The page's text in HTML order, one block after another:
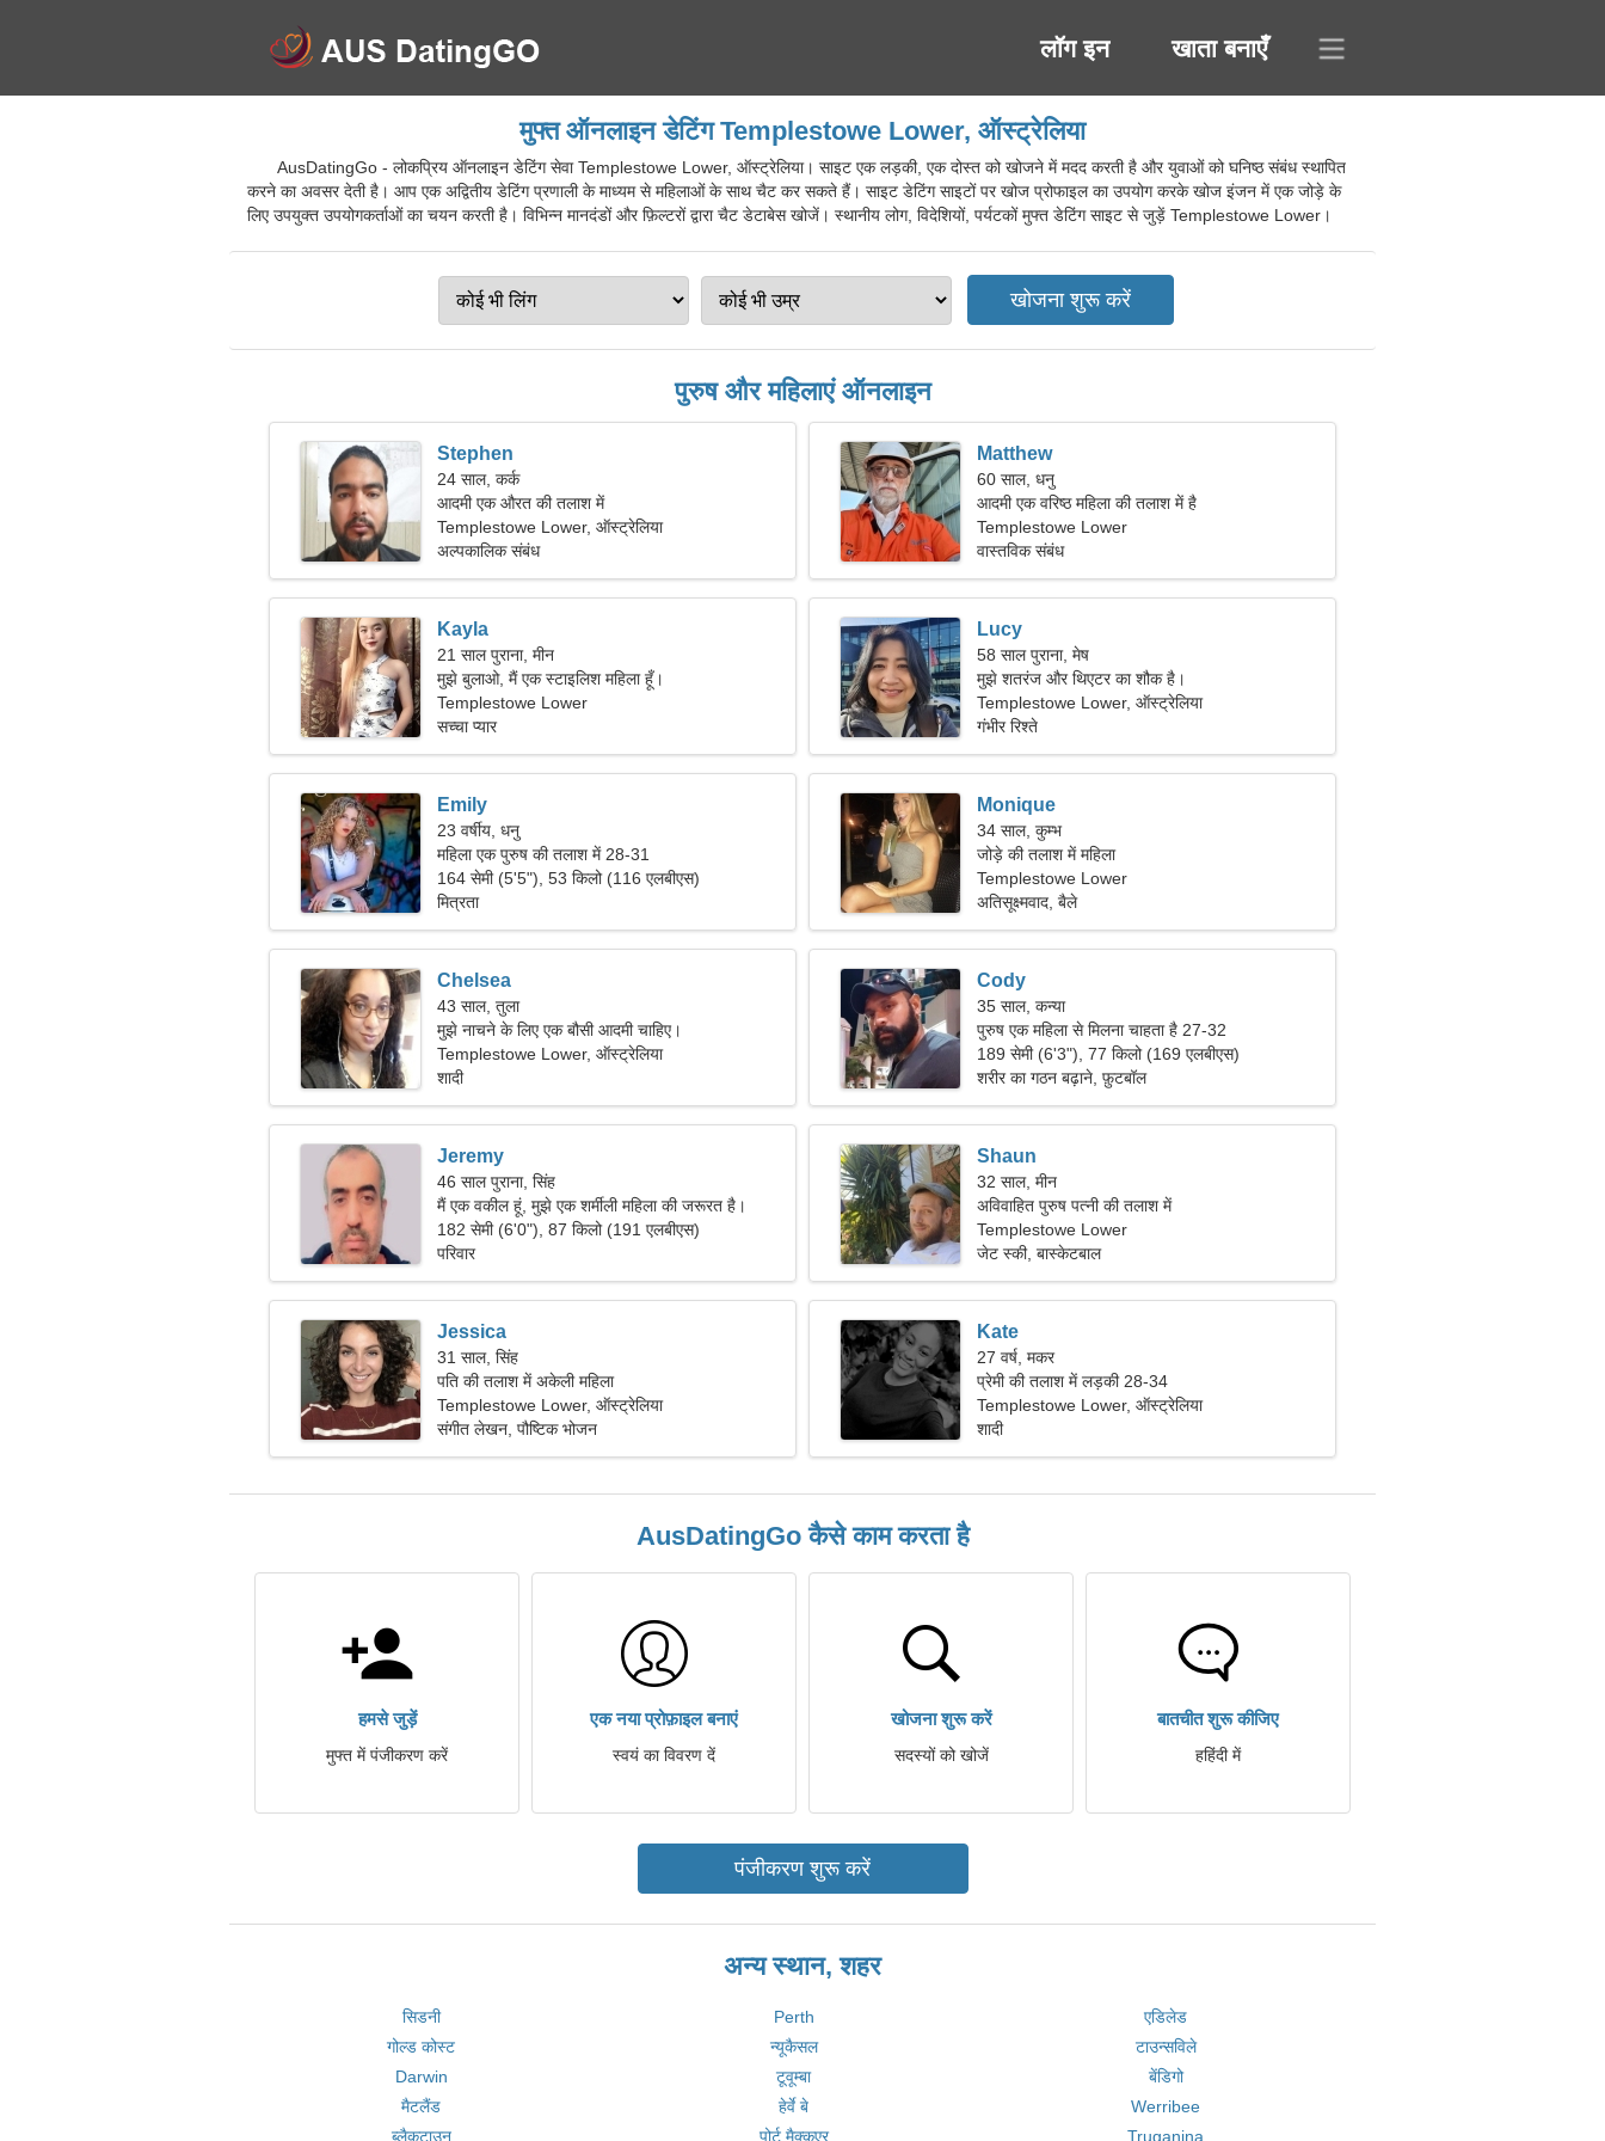
लॉग इन खाता बनाएँ
मुफ्त ऑनलाइन डेटिंग Templestowe Lower, ऑस्ट्रेलिया
AusDatingGo - लोकप्रिय ऑनलाइन डेटिंग सेवा Templestowe Lower, ऑस्ट्रेलिया। साइट एक लड़की, एक दोस्त को खोजने में मदद करती है और युवाओं को घनिष्ठ संबंध स्थापित
करने का अवसर देती है। आप एक अद्वितीय डेटिंग प्रणाली के माध्यम से महिलाओं के साथ चैट कर सकते हैं। साइट डेटिंग साइटों पर खोज प्रोफाइल का उपयोग करके खोज इंजन में एक जोड़े के
लिए उपयुक्त उपयोगकर्ताओं का चयन करती है। विभिन्न मानदंडों और फ़िल्टरों द्वारा चैट डेटाबेस खोजें। स्थानीय लोग, विदेशियों, पर्यटकों मुफ्त डेटिंग साइट से जुड़ें Templestowe Lower।
पुरुष और महिलाएं ऑनलाइन
Stephen
24 साल, कर्क
आदमी एक औरत की तलाश में
Templestowe Lower, ऑस्ट्रेलिया
अल्पकालिक संबंध
Matthew
60 साल, धनु
आदमी एक वरिष्ठ महिला की तलाश में है
Templestowe Lower
वास्तविक संबंध
Kayla
21 साल पुराना, मीन
मुझे बुलाओ, मैं एक स्टाइलिश महिला हूँ।
Templestowe Lower
सच्चा प्यार
Lucy
58 साल पुराना, मेष
मुझे शतरंज और थिएटर का शौक है।
Templestowe Lower, ऑस्ट्रेलिया
गंभीर रिश्ते
Emily
23 वर्षीय, धनु
महिला एक पुरुष की तलाश में 28-31
164 सेमी (5'5"), 53 किलो (116 एलबीएस)
मित्रता
Monique
34 साल, कुम्भ
जोड़े की तलाश में महिला
Templestowe Lower
अतिसूक्ष्मवाद, बैले
Chelsea
43 साल, तुला
मुझे नाचने के लिए एक बौसी आदमी चाहिए।
Templestowe Lower, ऑस्ट्रेलिया
शादी
Cody
35 साल, कन्या
पुरुष एक महिला से मिलना चाहता है 27-32
189 सेमी (6'3"), 77 किलो (169 एलबीएस)
शरीर का गठन बढ़ाने, फ़ुटबॉल
Jeremy
46 साल पुराना, सिंह
मैं एक वकील हूं, मुझे एक शर्मीली महिला की जरूरत है।
182 सेमी (6'0"), 87 किलो (191 एलबीएस)
परिवार
Shaun
32 साल, मीन
अविवाहित पुरुष पत्नी की तलाश में
Templestowe Lower
जेट स्की, बास्केटबाल
Jessica
31 साल, सिंह
पति की तलाश में अकेली महिला
Templestowe Lower, ऑस्ट्रेलिया
संगीत लेखन, पौष्टिक भोजन
Kate
27 वर्ष, मकर
प्रेमी की तलाश में लड़की 28-34
Templestowe Lower, ऑस्ट्रेलिया
शादी
AusDatingGo कैसे काम करता है
हमसे जुड़ें
मुफ्त में पंजीकरण करें
एक नया प्रोफ़ाइल बनाएं
स्वयं का विवरण दें
खोजना शुरू करें
सदस्यों को खोजें
बातचीत शुरू कीजिए
हहिंदी में
पंजीकरण शुरू करें
अन्य स्थान, शहर
सिडनी Perth
एडिलेड
गोल्ड कोस्ट
न्यूकैसल
टाउन्सविले
Darwin
टूवूम्बा
बेंडिगो
मैटलैंड
हेर्वे बे
Werribee
ब्लैकटाउन
पोर्ट मैक्कुएर Truganina